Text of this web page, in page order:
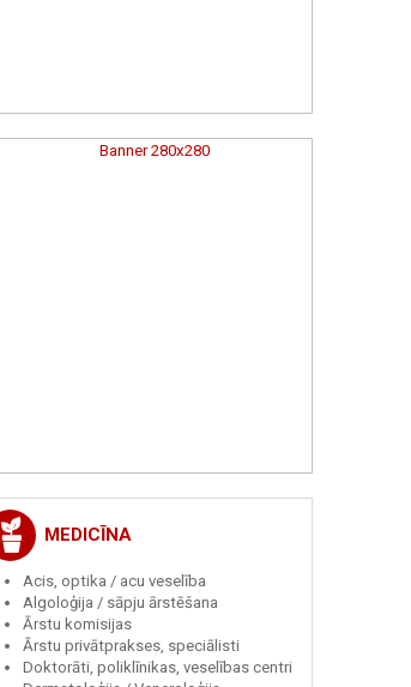
MEDICĪNA
Acis, optika / acu veselība
Algoloģija / sāpju ārstēšana
Ārstu komisijas
Ārstu privātprakses, speciālisti
Doktorāti, poliklīnikas, veselības centri